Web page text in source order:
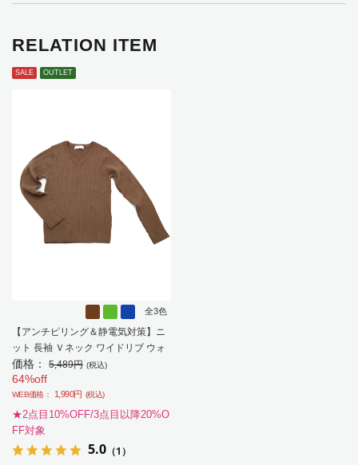
RELATION ITEM
SALE OUTLET
全3色
【アンチピリング＆静電気対策】ニ
ット 長袖 Ｖネック ワイドリブ ウォ
ッシャブル 無地 SOFFICE 秋冬【レ
ディース】
価格： 5,489円 (税込)
64%off
WEB価格： 1,990円 (税込)
★2点目10%OFF/3点目以降20%O
FF対象
5.0 （1）